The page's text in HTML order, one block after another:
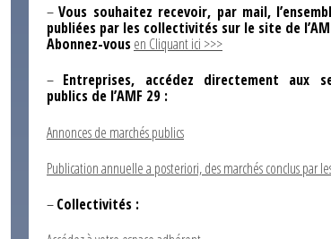
–Vous souhaitez recevoir, par mail,
publiées par les collectivités sur le site de
Abonnez-vousen Cliquant ici >>>
– Entreprises, accédez directement aux
publics de l’AMF 29 :
Annonces de marchés publics
Publication annuelle a posteriori, des marchés conclus par
–Collectivités :